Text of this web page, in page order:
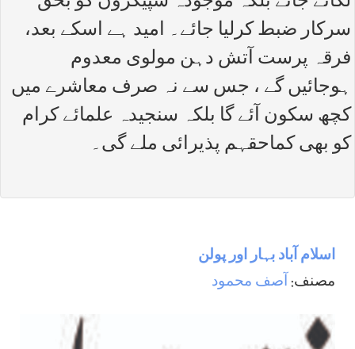
سرکار ضبط کرلیا جائے۔ امید ہے اسکے بعد،
فرقہ پرست آتش دہن مولوی معدوم
ہوجائیں گے ، جس سے نہ صرف معاشرے میں
کچھ سکون آئے گا بلکہ سنجیدہ علمائے کرام
کو بھی کماحقہم پذیرائی ملے گی۔
اسلام آباد بہار اور پولن
مصنف: آصف محمود